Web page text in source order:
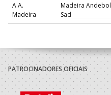
A.A.
Madeira
Madeira Andebol
Sad
PATROCINADORES OFICIAIS